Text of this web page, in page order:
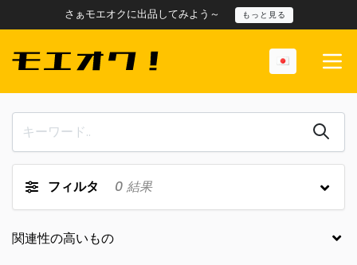
さぁモエオクに出品してみよう～ もっと見る
フィルタ 0 結果